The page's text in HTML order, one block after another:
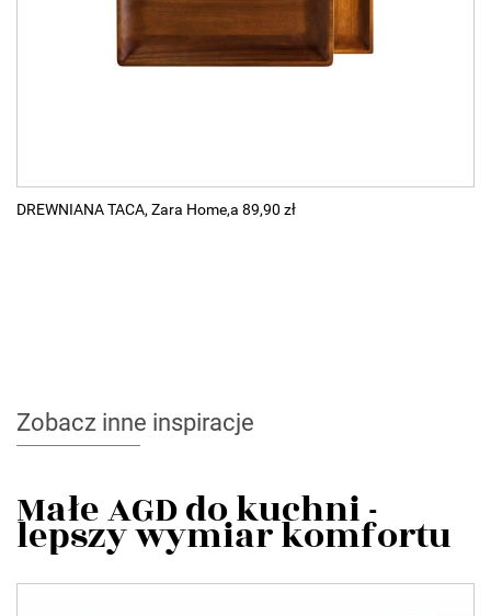
DREWNIANA TACA, Zara Home,a 89,90 zł
Zobacz inne inspiracje
Małe AGD do kuchni -
lepszy wymiar komfortu